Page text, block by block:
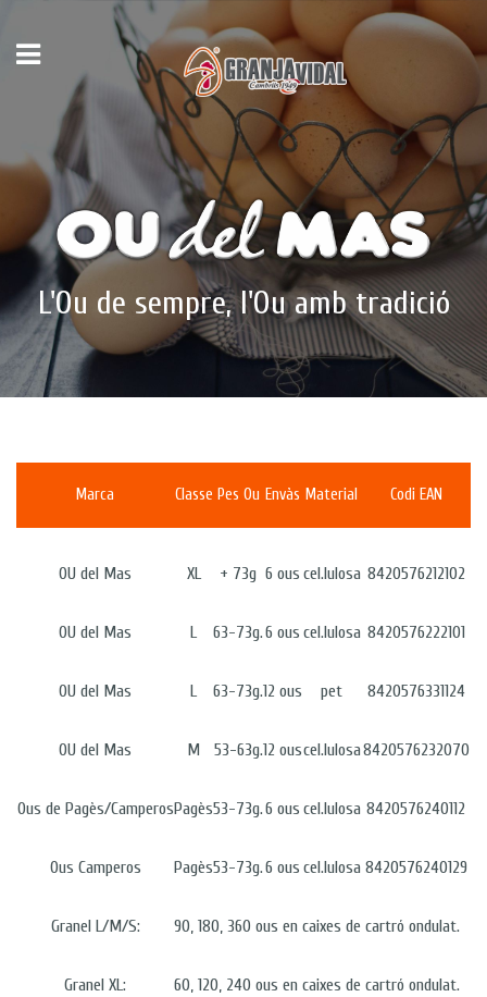
L'Ou de sempre, l'Ou amb tradició
Marca Classe Pes Ou Envàs Material Codi EAN
OU del Mas XL + 73g 6 ous cel.lulosa 8420576212102
OU del Mas L 63-73g.6 ous cel.lulosa 8420576222101
OU del Mas L 63-73g.12 ous pet 8420576331124
OU del Mas M 53-63g.12 ouscel.lulosa8420576232070
Ous de Pagès/CamperosPagès53-73g.6 ous cel.lulosa 8420576240112
Ous Camperos Pagès53-73g.6 ous cel.lulosa 8420576240129
Granel L/M/S: 90, 180, 360 ous en caixes de cartró ondulat.
Granel XL: 60, 120, 240 ous en caixes de cartró ondulat.